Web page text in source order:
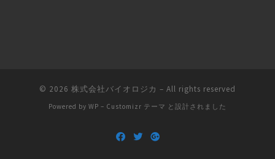
© 2026 株式会社バイオロジカ – All rights reserved
Powered by WP – Customizr テーマ と設計されました